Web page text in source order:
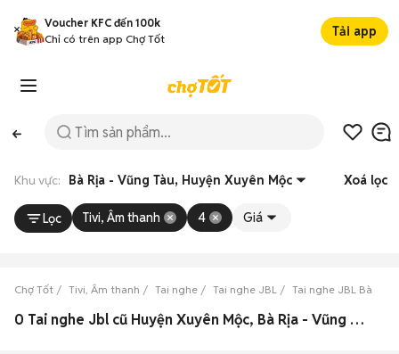
Voucher KFC đến 100k
Chỉ có trên app Chợ Tốt
Tải app
Khu vực: Bà Rịa - Vũng Tàu, Huyện Xuyên Mộc Xoá lọc
Lọc Tivi, Âm thanh 4 Giá
Chợ Tốt Tivi, Âm thanh Tai nghe Tai nghe JBL Tai nghe JBL Bà Rịa
0 Tai nghe Jbl cũ Huyện Xuyên Mộc, Bà Rịa - Vũng Tàu chính hãng